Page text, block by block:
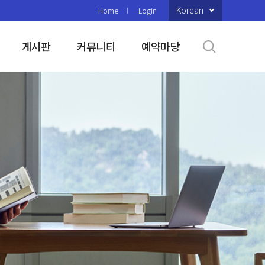
Home Login Korean
게시판 커뮤니티 예약마당